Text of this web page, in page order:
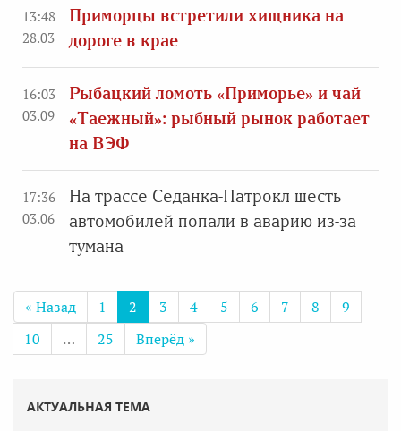
13:48
28.03
Приморцы встретили хищника на
дороге в крае
16:03
03.09
Рыбацкий ломоть «Приморье» и чай
«Таежный»: рыбный рынок работает
на ВЭФ
17:36
03.06
На трассе Седанка-Патрокл шесть
автомобилей попали в аварию из-за
тумана
« Назад 1 2 3 4 5 6 7 8
9
10
… 25 Вперёд »
АКТУАЛЬНАЯ ТЕМА